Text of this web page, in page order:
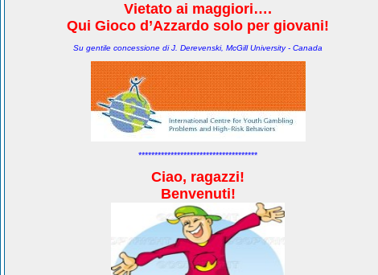
Vietato ai maggiori….
Qui Gioco d’Azzardo solo per giovani!
Su gentile concessione di J. Derevenski, McGill University - Canada
*************************************
Ciao, ragazzi!
Benvenuti!